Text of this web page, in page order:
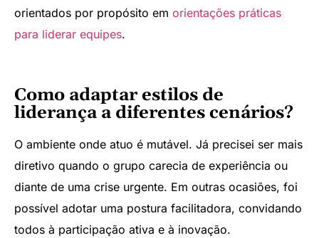
orientados por propósito em orientações práticas
para liderar equipes.
Como adaptar estilos de
liderança a diferentes cenários?
O ambiente onde atuo é mutável. Já precisei ser mais
diretivo quando o grupo carecia de experiência ou
diante de uma crise urgente. Em outras ocasiões, foi
possível adotar uma postura facilitadora, convidando
todos à participação ativa e à inovação.